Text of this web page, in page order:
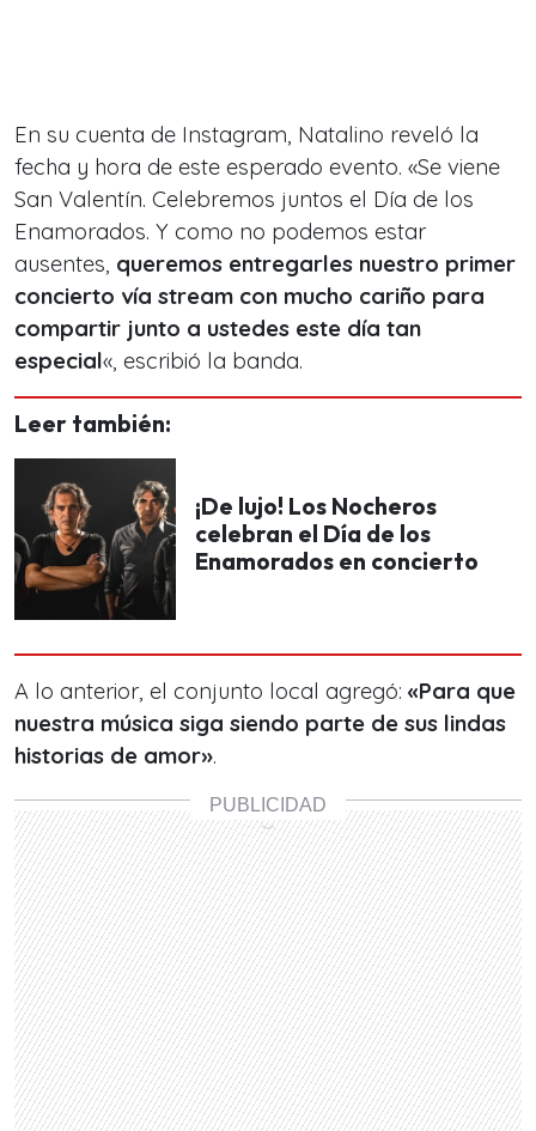
En su cuenta de Instagram, Natalino reveló la
fecha y hora de este esperado evento. «Se viene
San Valentín. Celebremos juntos el Día de los
Enamorados. Y como no podemos estar
ausentes, queremos entregarles nuestro primer
concierto vía stream con mucho cariño para
compartir junto a ustedes este día tan
especial«, escribió la banda.
Leer también:
¡De lujo! Los Nocheros
celebran el Día de los
Enamorados en concierto
A lo anterior, el conjunto local agregó: «Para que
nuestra música siga siendo parte de sus lindas
historias de amor».